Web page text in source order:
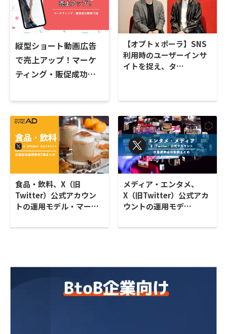
縦型ショート動画広告
で売上アップ！マーケ
ティング・販促成功…
【オプト x ポーラ】SNS
利用時のユーザーインサ
イトを捉え、タ…
食品・飲料、X（旧
Twitter）公式アカウン
トの運用モデル・マー…
メディア・エンタメ、
X（旧Twitter）公式アカ
ウントの運用モデ…